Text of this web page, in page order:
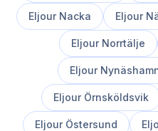
Eljour Nacka Eljour
Eljour Norrtälje
Eljour
Eljour Örnsköldsvik
Eljour Östersund